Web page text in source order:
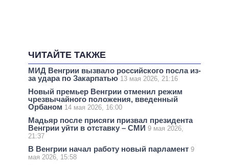
ЧИТАЙТЕ ТАКЖЕ
МИД Венгрии вызвало российского посла из-
за удара по Закарпатью 13 мая 2026, 21:16
Новый премьер Венгрии отменил режим
чрезвычайного положения, введенный
Орбаном 14 мая 2026, 16:00
Мадьяр после присяги призвал президента
Венгрии уйти в отставку – СМИ 9 мая 2026,
21:37
В Венгрии начал работу новый парламент 9
мая 2026, 15:58